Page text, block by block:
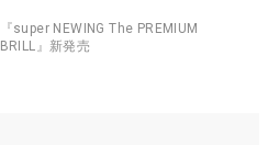
『super NEWING The PREMIUM
BRILL』新発売